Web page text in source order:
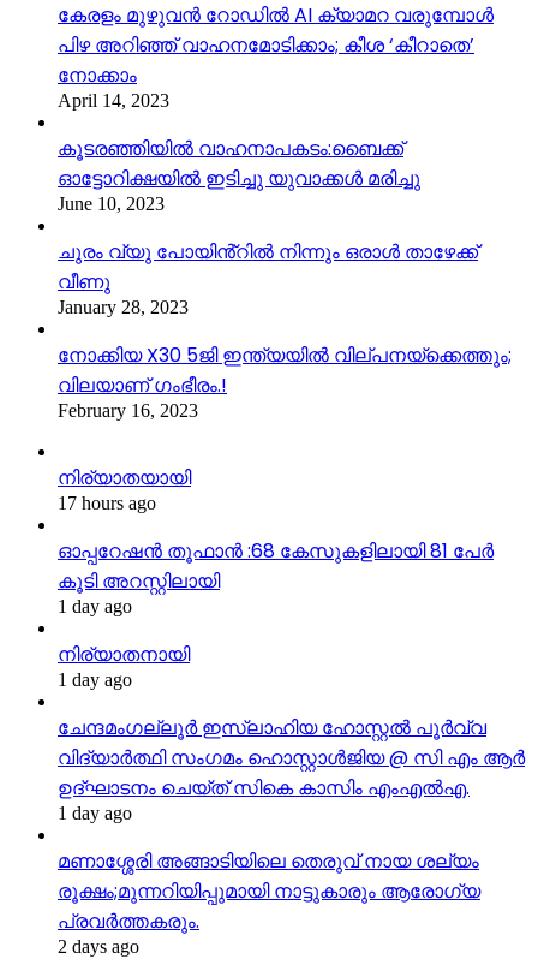
കേരളം മുഴുവന്‍ റോഡില്‍ AI ക്യാമറ വരുമ്പോള്‍
പിഴ അറിഞ്ഞ് വാഹനമോടിക്കാം; കീശ ‘കീറാതെ’
നോക്കാം
April 14, 2023
കൂടരഞ്ഞിയിൽ വാഹനാപകടം:ബൈക്ക്
ഓട്ടോറിക്ഷയിൽ ഇടിച്ചു യുവാക്കൾ മരിച്ചു
June 10, 2023
ചുരം വ്യു പോയിൻ്റിൽ നിന്നും ഒരാൾ താഴേക്ക്
വീണു
January 28, 2023
നോക്കിയ X30 5ജി ഇന്ത്യയിൽ വില്പനയ്ക്കെത്തും;
വിലയാണ് ഗംഭീരം.!
February 16, 2023
നിര്യാതയായി
17 hours ago
ഓപ്പറേഷന്‍ തൂഫാൻ :68 കേസുകളിലായി 81 പേര്‍
കൂടി അറസ്റ്റിലായി
1 day ago
നിര്യാതനായി
1 day ago
ചേന്ദമംഗല്ലൂർ ഇസ്‌ലാഹിയ ഹോസ്റ്റൽ പൂർവ്വ
വിദ്യാർത്ഥി സംഗമം ഹൊസ്റ്റാൾജിയ @ സി എം ആർ
ഉദ്ഘാടനം ചെയ്ത് സികെ കാസിം എംഎൽഎ.
1 day ago
മണാശ്ശേരി അങ്ങാടിയിലെ തെരുവ് നായ ശല്യം
രൂക്ഷം;മുന്നറിയിപ്പുമായി നാട്ടുകാരും ആരോഗ്യ
പ്രവർത്തകരും.
2 days ago